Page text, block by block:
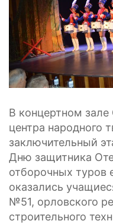
В концертном зале
центра народного
заключительный
Дню защитника
отборочных туров
оказались
№51, орловского
строительного